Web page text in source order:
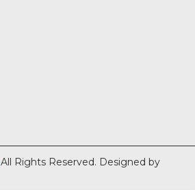
All Rights Reserved. Designed by